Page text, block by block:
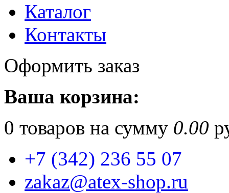
Каталог
Контакты
Оформить заказ
Ваша корзина:
0 товаров на сумму 0.00
+7 (342) 236 55 07
zakaz@atex-shop.ru